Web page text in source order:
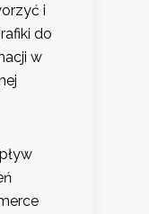
i
do
w